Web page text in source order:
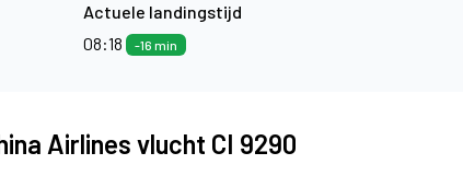
Actuele landingstijd
08:18
-16 min
Airlines vlucht CI 9290